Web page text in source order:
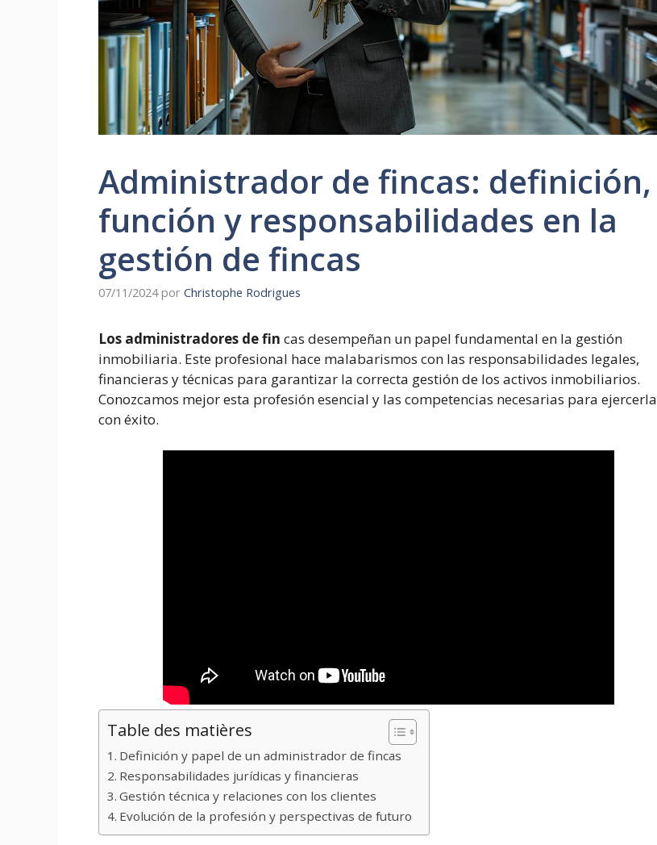
Administrador de fincas: definición,
función y responsabilidades en la
gestión de fincas
07/11/2024 por Christophe Rodrigues
Los administradores de fin cas desempeñan un papel fundamental en la gestión
inmobiliaria. Este profesional hace malabarismos con las responsabilidades legales,
financieras y técnicas para garantizar la correcta gestión de los activos inmobiliarios.
Conozcamos mejor esta profesión esencial y las competencias necesarias para ejercerla
con éxito.
Table des matières
Definición y papel de un administrador de fincas
Responsabilidades jurídicas y financieras
Gestión técnica y relaciones con los clientes
Evolución de la profesión y perspectivas de futuro